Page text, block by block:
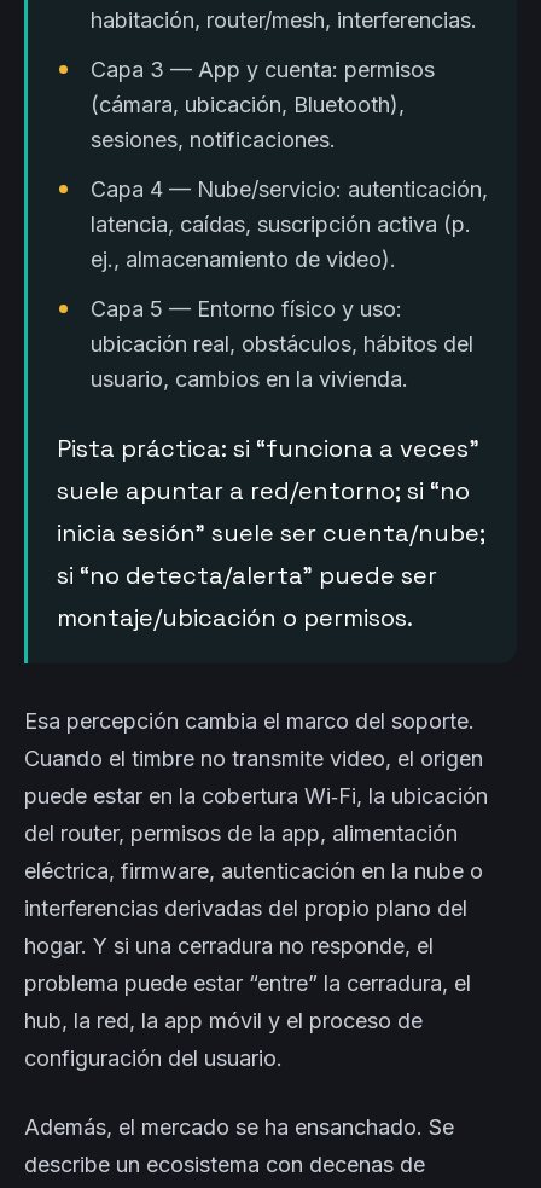
habitación, router/mesh, interferencias.
Capa 3 — App y cuenta: permisos
(cámara, ubicación, Bluetooth),
sesiones, notificaciones.
Capa 4 — Nube/servicio: autenticación,
latencia, caídas, suscripción activa (p.
ej., almacenamiento de video).
Capa 5 — Entorno físico y uso:
ubicación real, obstáculos, hábitos del
usuario, cambios en la vivienda.
Pista práctica: si “funciona a veces”
suele apuntar a red/entorno; si “no
inicia sesión” suele ser cuenta/nube;
si “no detecta/alerta” puede ser
montaje/ubicación o permisos.
Esa percepción cambia el marco del soporte.
Cuando el timbre no transmite video, el origen
puede estar en la cobertura Wi‑Fi, la ubicación
del router, permisos de la app, alimentación
eléctrica, firmware, autenticación en la nube o
interferencias derivadas del propio plano del
hogar. Y si una cerradura no responde, el
problema puede estar “entre” la cerradura, el
hub, la red, la app móvil y el proceso de
configuración del usuario.
Además, el mercado se ha ensanchado. Se
describe un ecosistema con decenas de